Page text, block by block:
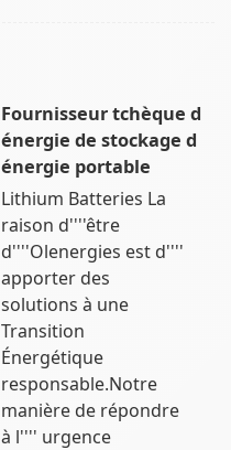
Fournisseur tchèque d
énergie de stockage d
énergie portable
Lithium Batteries La
raison d''''être
d''''Olenergies est d''''
apporter des
solutions à une
Transition
Énergétique
responsable.Notre
manière de répondre
à l'''' urgence